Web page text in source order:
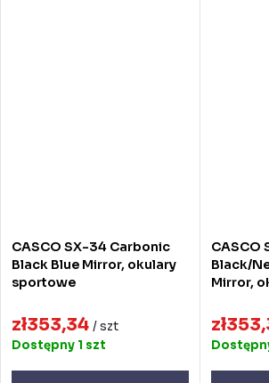
CASCO SX-34 Carbonic
Black Blue Mirror, okulary
sportowe
zł353,34 / szt
Dostępny 1 szt
CASCO
Black/
Mirror,